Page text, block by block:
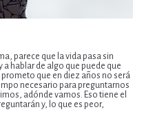
parece que la vida pasa sin
a hablar de algo que puede que
que en diez años no será
necesario para preguntarnos
adónde vamos. Eso tiene el
y, lo que es peor,